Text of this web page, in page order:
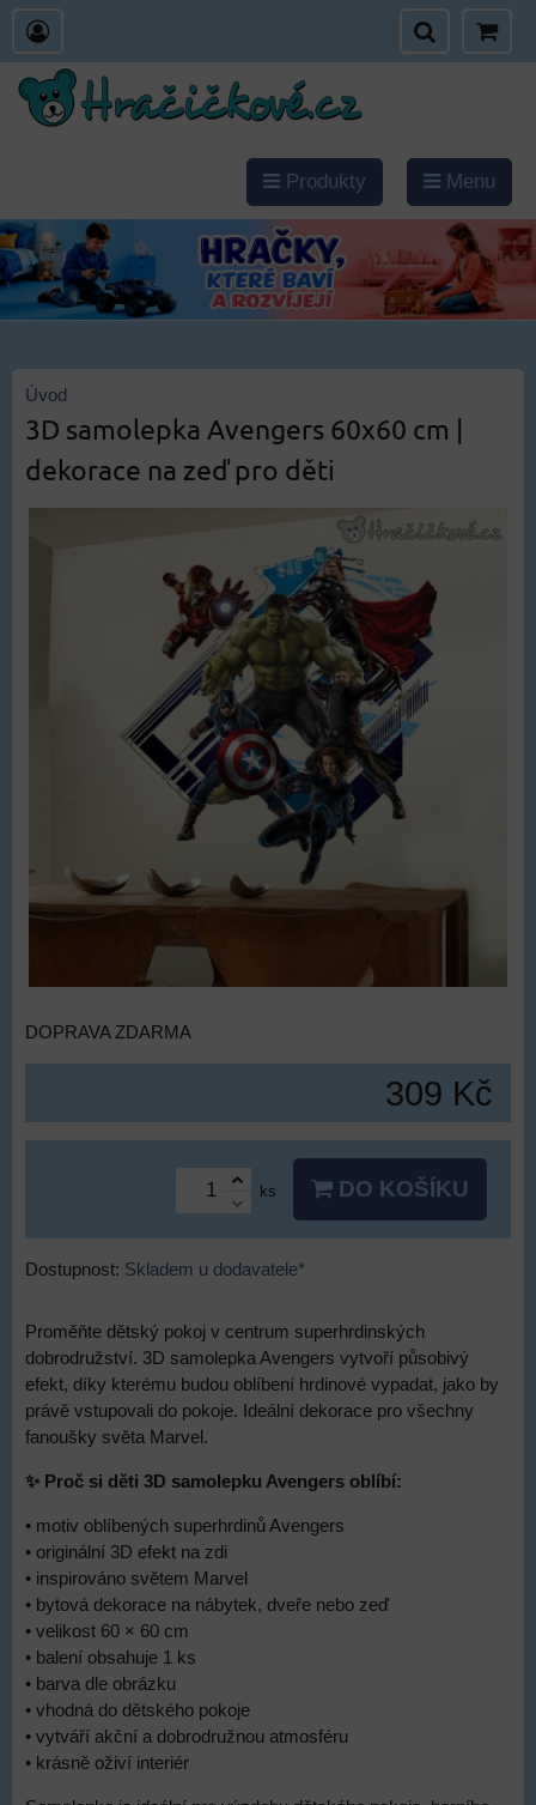
Produkty Menu
Úvod
3D samolepka Avengers 60x60 cm |
dekorace na zeď pro děti
DOPRAVA ZDARMA
309 Kč
ks DO KOŠÍKU
Dostupnost: Skladem u dodavatele*
Proměňte dětský pokoj v centrum superhrdinských
dobrodružství. 3D samolepka Avengers vytvoří působivý
efekt, díky kterému budou oblíbení hrdinové vypadat, jako by
právě vstupovali do pokoje. Ideální dekorace pro všechny
fanoušky světa Marvel.
✨ Proč si děti 3D samolepku Avengers oblíbí:
• motiv oblíbených superhrdinů Avengers
• originální 3D efekt na zdi
• inspirováno světem Marvel
• bytová dekorace na nábytek, dveře nebo zeď
• velikost 60 × 60 cm
• balení obsahuje 1 ks
• barva dle obrázku
• vhodná do dětského pokoje
• vytváří akční a dobrodružnou atmosféru
• krásně oživí interiér